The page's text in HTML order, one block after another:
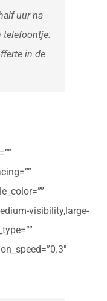
uur na
telefoontje.
in de
visibility,large-